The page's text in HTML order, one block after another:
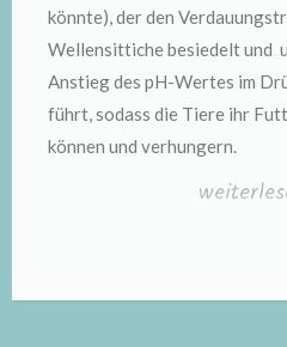
könnte), der den
Wellensittiche besiedelt und
Anstieg des pH-Wertes im
führt, sodass die Tiere ihr
können und verhungern.